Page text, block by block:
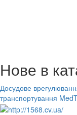
Нове в
Досудове
транспортування